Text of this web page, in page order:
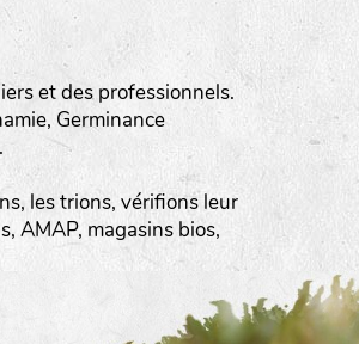
et des professionnels.
Germinance
les trions, vérifions leur
AMAP, magasins bios,